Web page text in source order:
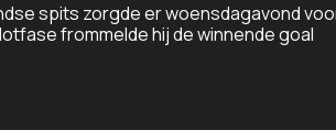
spits zorgde er woensdagavond
frommelde hij de winnende goal